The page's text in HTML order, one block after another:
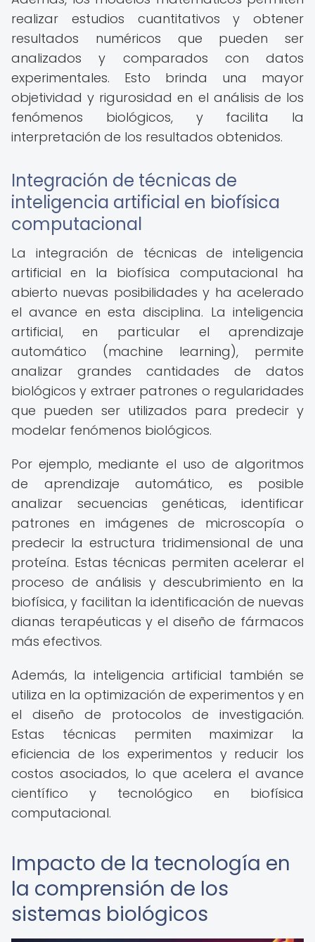
realizar estudios cuantitativos y obtener
resultados numéricos que pueden ser
analizados y comparados con datos
experimentales. Esto brinda una mayor
objetividad y rigurosidad en el análisis de los
fenómenos biológicos, y facilita la
interpretación de los resultados obtenidos.
Integración de técnicas de
inteligencia artificial en biofísica
computacional
La integración de técnicas de inteligencia
artificial en la biofísica computacional ha
abierto nuevas posibilidades y ha acelerado
el avance en esta disciplina. La inteligencia
artificial, en particular el aprendizaje
automático (machine learning), permite
analizar grandes cantidades de datos
biológicos y extraer patrones o regularidades
que pueden ser utilizados para predecir y
modelar fenómenos biológicos.
Por ejemplo, mediante el uso de algoritmos
de aprendizaje automático, es posible
analizar secuencias genéticas, identificar
patrones en imágenes de microscopía o
predecir la estructura tridimensional de una
proteína. Estas técnicas permiten acelerar el
proceso de análisis y descubrimiento en la
biofísica, y facilitan la identificación de nuevas
dianas terapéuticas y el diseño de fármacos
más efectivos.
Además, la inteligencia artificial también se
utiliza en la optimización de experimentos y en
el diseño de protocolos de investigación.
Estas técnicas permiten maximizar la
eficiencia de los experimentos y reducir los
costos asociados, lo que acelera el avance
científico y tecnológico en biofísica
computacional.
Impacto de la tecnología en
la comprensión de los
sistemas biológicos